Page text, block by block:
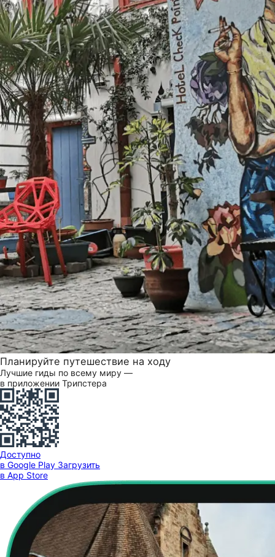
Планируйте путешествие на ходу
Лучшие гиды по всему миру —
в приложении Трипстера
Доступно
в Google Play Загрузить
в App Store